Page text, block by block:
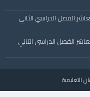
الفصل الدراسي الثاني
الفصل الدراسي الثاني
التعليمية